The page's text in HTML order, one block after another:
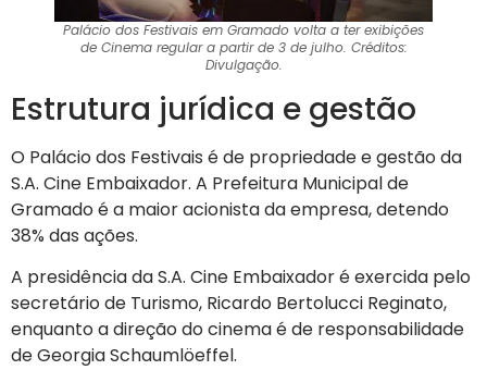
Palácio dos Festivais em Gramado volta a ter exibições
de Cinema regular a partir de 3 de julho. Créditos:
Divulgação.
Estrutura jurídica e gestão
O Palácio dos Festivais é de propriedade e gestão da
S.A. Cine Embaixador. A Prefeitura Municipal de
Gramado é a maior acionista da empresa, detendo
38% das ações.
A presidência da S.A. Cine Embaixador é exercida pelo
secretário de Turismo, Ricardo Bertolucci Reginato,
enquanto a direção do cinema é de responsabilidade
de Georgia Schaumlöeffel.